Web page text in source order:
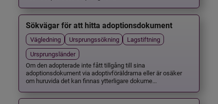
Sökvägar för att hitta adoptionsdokument
Vägledning Ursprungssökning
Lagstiftning
Ursprungsländer
Om den adopterade inte fått tillgång till sina
adoptionsdokument via adoptivföräldrarna eller är osäker
om huruvida det kan finnas ytterligare dokume...